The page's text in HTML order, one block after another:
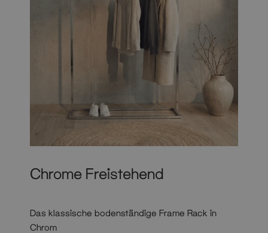
Chrome Freistehend
Das klassische bodenständige Frame Rack in
Chrom